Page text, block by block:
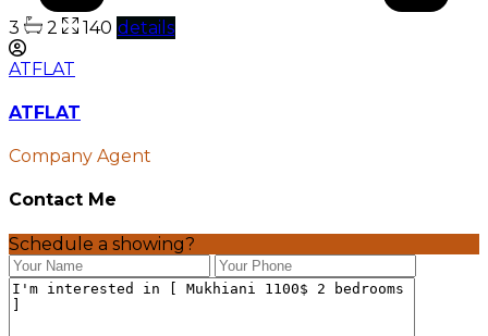
3 2 140 details
ATFLAT
ATFLAT
Company Agent
Contact Me
Schedule a showing?